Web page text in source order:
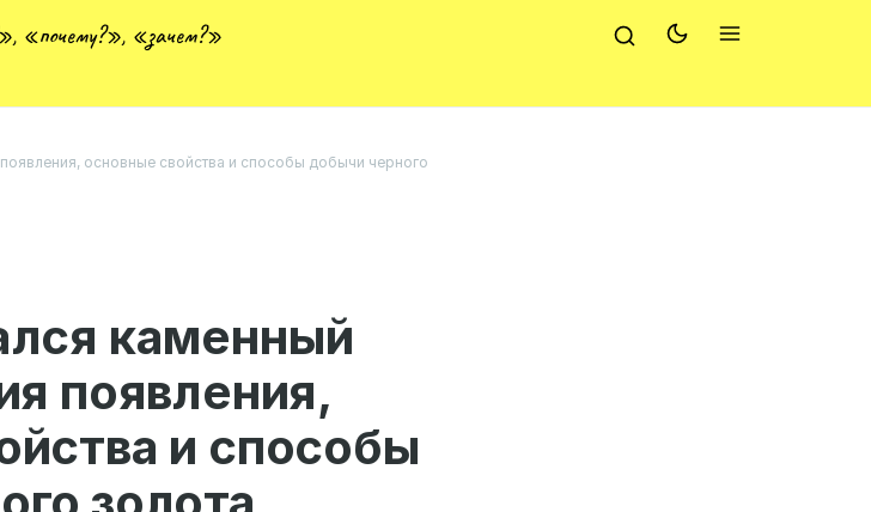
«почему?», «зачем?»
основные свойства и способы добычи черного
каменный
появления,
и способы